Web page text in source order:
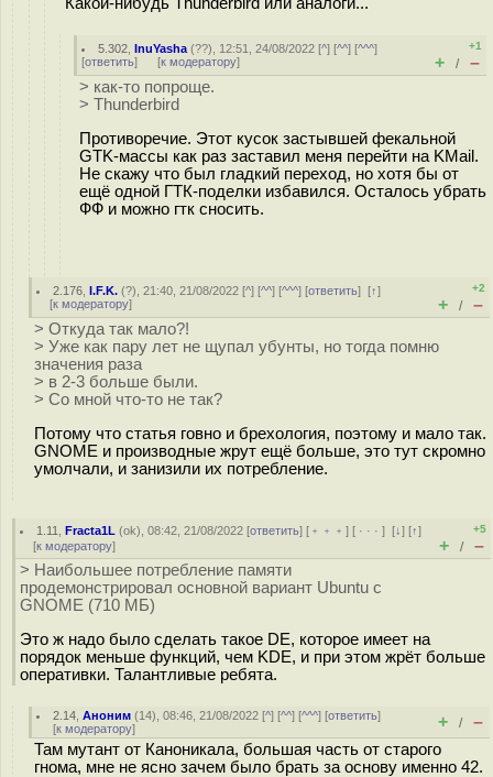
5.302 ,InuYasha (??), 12:51, 24/08/2022 [^] [^^] [^^^]
[ответить] [к модератору]
+1
+ / –
> как-то попроще.
> Thunderbird
Противоречие. Этот кусок застывшей фекальной
GTK-массы как раз заставил меня перейти на KMail.
Не скажу что был гладкий переход, но хотя бы от
ещё одной ГТК-поделки избавился. Осталось убрать
ФФ и можно гтк сносить.
2.176 ,I.F.K. (?), 21:40, 21/08/2022 [^] [^^] [^^^] [ответить][↑]
[к модератору]
+2
+ / –
> Откуда так мало?!
> Уже как пару лет не щупал убунты, но тогда помню
значения раза
> в 2-3 больше были.
> Со мной что-то не так?
Потому что статья говно и брехология, поэтому и мало так.
GNOME и производные жрут ещё больше, это тут скромно
умолчали, и занизили их потребление.
1.11 ,Fracta1L (ok), 08:42, 21/08/2022 [ответить] [ ﹢﹢﹢] [ · · ·][↓] [↑]
[к модератору]
+5
+ / –
> Наибольшее потребление памяти
продемонстрировал основной вариант Ubuntu с
GNOME (710 МБ)
Это ж надо было сделать такое DE, которое имеет на
порядок меньше функций, чем KDE, и при этом жрёт больше
оперативки. Талантливые ребята.
2.14 ,Аноним (14), 08:46, 21/08/2022 [^] [^^] [^^^] [ответить]
[к модератору] + / –
Там мутант от Каноникала, большая часть от старого
гнома, мне не ясно зачем было брать за основу именно 42.